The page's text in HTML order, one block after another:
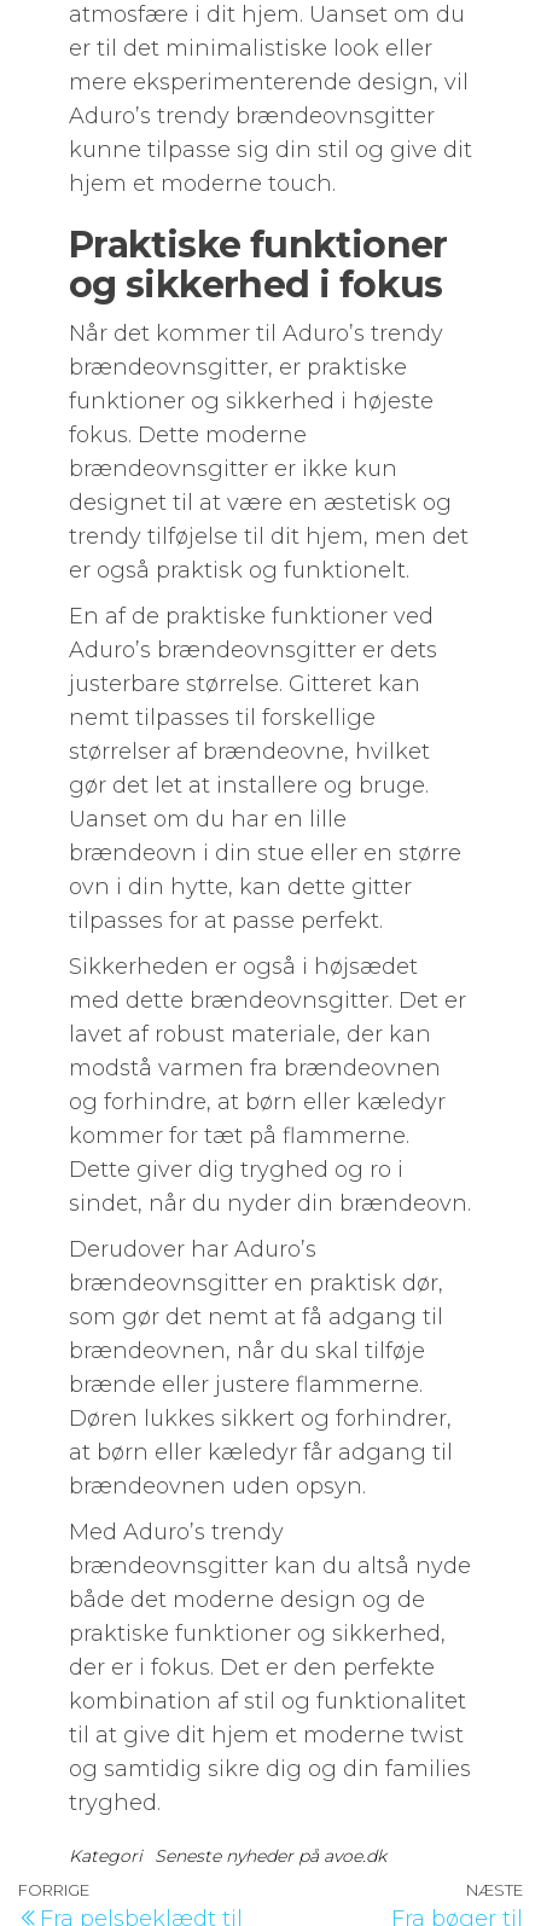
atmosfære i dit hjem. Uanset om du
er til det minimalistiske look eller
mere eksperimenterende design, vil
Aduro’s trendy brændeovnsgitter
kunne tilpasse sig din stil og give dit
hjem et moderne touch.
Praktiske funktioner
og sikkerhed i fokus
Når det kommer til Aduro’s trendy
brændeovnsgitter, er praktiske
funktioner og sikkerhed i højeste
fokus. Dette moderne
brændeovnsgitter er ikke kun
designet til at være en æstetisk og
trendy tilføjelse til dit hjem, men det
er også praktisk og funktionelt.
En af de praktiske funktioner ved
Aduro’s brændeovnsgitter er dets
justerbare størrelse. Gitteret kan
nemt tilpasses til forskellige
størrelser af brændeovne, hvilket
gør det let at installere og bruge.
Uanset om du har en lille
brændeovn i din stue eller en større
ovn i din hytte, kan dette gitter
tilpasses for at passe perfekt.
Sikkerheden er også i højsædet
med dette brændeovnsgitter. Det er
lavet af robust materiale, der kan
modstå varmen fra brændeovnen
og forhindre, at børn eller kæledyr
kommer for tæt på flammerne.
Dette giver dig tryghed og ro i
sindet, når du nyder din brændeovn.
Derudover har Aduro’s
brændeovnsgitter en praktisk dør,
som gør det nemt at få adgang til
brændeovnen, når du skal tilføje
brænde eller justere flammerne.
Døren lukkes sikkert og forhindrer,
at børn eller kæledyr får adgang til
brændeovnen uden opsyn.
Med Aduro’s trendy
brændeovnsgitter kan du altså nyde
både det moderne design og de
praktiske funktioner og sikkerhed,
der er i fokus. Det er den perfekte
kombination af stil og funktionalitet
til at give dit hjem et moderne twist
og samtidig sikre dig og din families
tryghed.
Kategori Seneste nyheder på avoe.dk
Indlægsnavigation
Forrige
FORRIGE
Fra pelsbeklædt til
NÆSTE
Fra bøger til